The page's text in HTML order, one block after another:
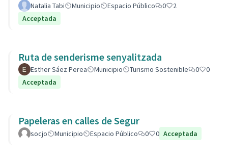
Natalia Tabi Municipio Espacio Público 0
2
Acceptada
Ruta de senderisme senyalitzada
Esther Sáez Perea Municipio Turismo Sostenible 0
0
Acceptada
Papeleras en calles de Segur
socjo Municipio Espacio Público 0 0 Acceptada